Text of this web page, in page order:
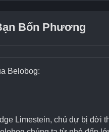
Bốn Phương
Belobog:
Limestein, chủ dự bị đời